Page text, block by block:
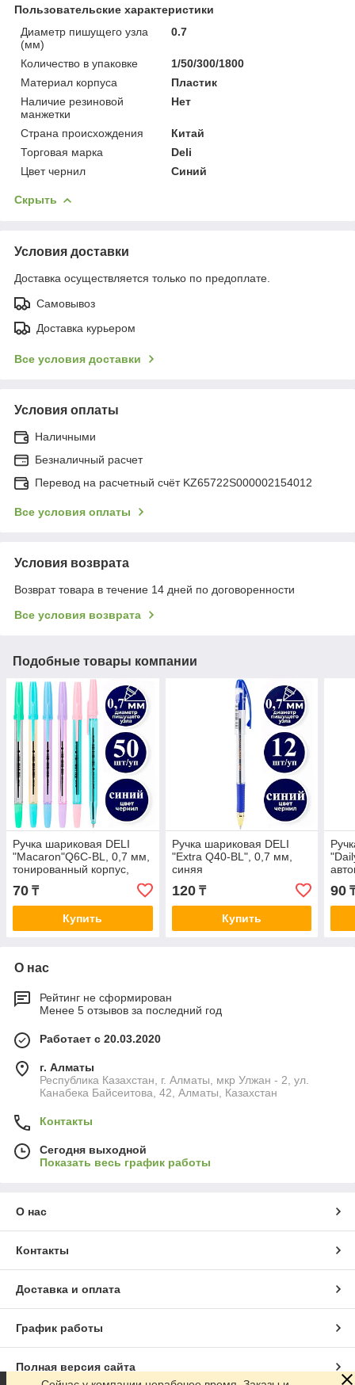
Пользовательские характеристики
Диаметр пишущего узла
(мм)
0.7
Количество в упаковке
1/50/300/1800
Материал корпуса
Пластик
Наличие резиновой
манжетки
Нет
Страна происхождения
Китай
Торговая марка
Deli
Цвет чернил
Синий
Скрыть
Условия доставки
Доставка осуществляется только по предоплате.
Самовывоз
Доставка курьером
Все условия доставки
Условия оплаты
Наличными
Безналичный расчет
Перевод на расчетный счёт KZ65722S000002154012
Все условия оплаты
Условия возврата
Возврат товара в течение 14 дней по договоренности
Все условия возврата
Подобные товары компании
Ручка шариковая DELI
"Macaron"Q6C-BL, 0,7 мм,
тонированный корпус,
синяя
70 ₸
Купить
Ручка шариковая DELI
"Extra Q40-BL", 0,7 мм,
синяя
120₸
Купить
90
О нас
Рейтинг не сформирован
Менее 5 отзывов за последний год
Работает с 20.03.2020
г. Алматы
Республика Казахстан, г. Алматы, мкр Улжан - 2, ул.
Канабека Байсеитова, 42, Алматы, Казахстан
Контакты
Сегодня выходной
Показать весь график работы
О нас
Контакты
Доставка и оплата
График работы
Полная версия сайта